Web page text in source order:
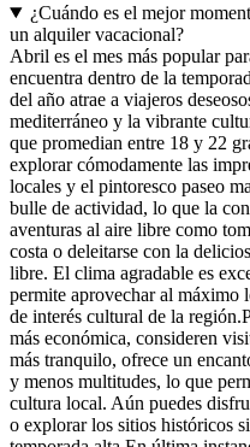
¿Cuándo es el mejor
un alquiler vacacional?
Abril es el mes más popular
encuentra dentro de la
del año atrae a viajeros
mediterráneo y la vibrante
que promedian entre 18 y 22
explorar cómodamente las
locales y el pintoresco paseo
bulle de actividad, lo que la
aventuras al aire libre como
costa o deleitarse con la
libre. El clima agradable es
permite aprovechar al máximo
de interés cultural de la
más económica, consideren
más tranquilo, ofrece un
y menos multitudes, lo que
cultura local. Aún puedes
o explorar los sitios históricos